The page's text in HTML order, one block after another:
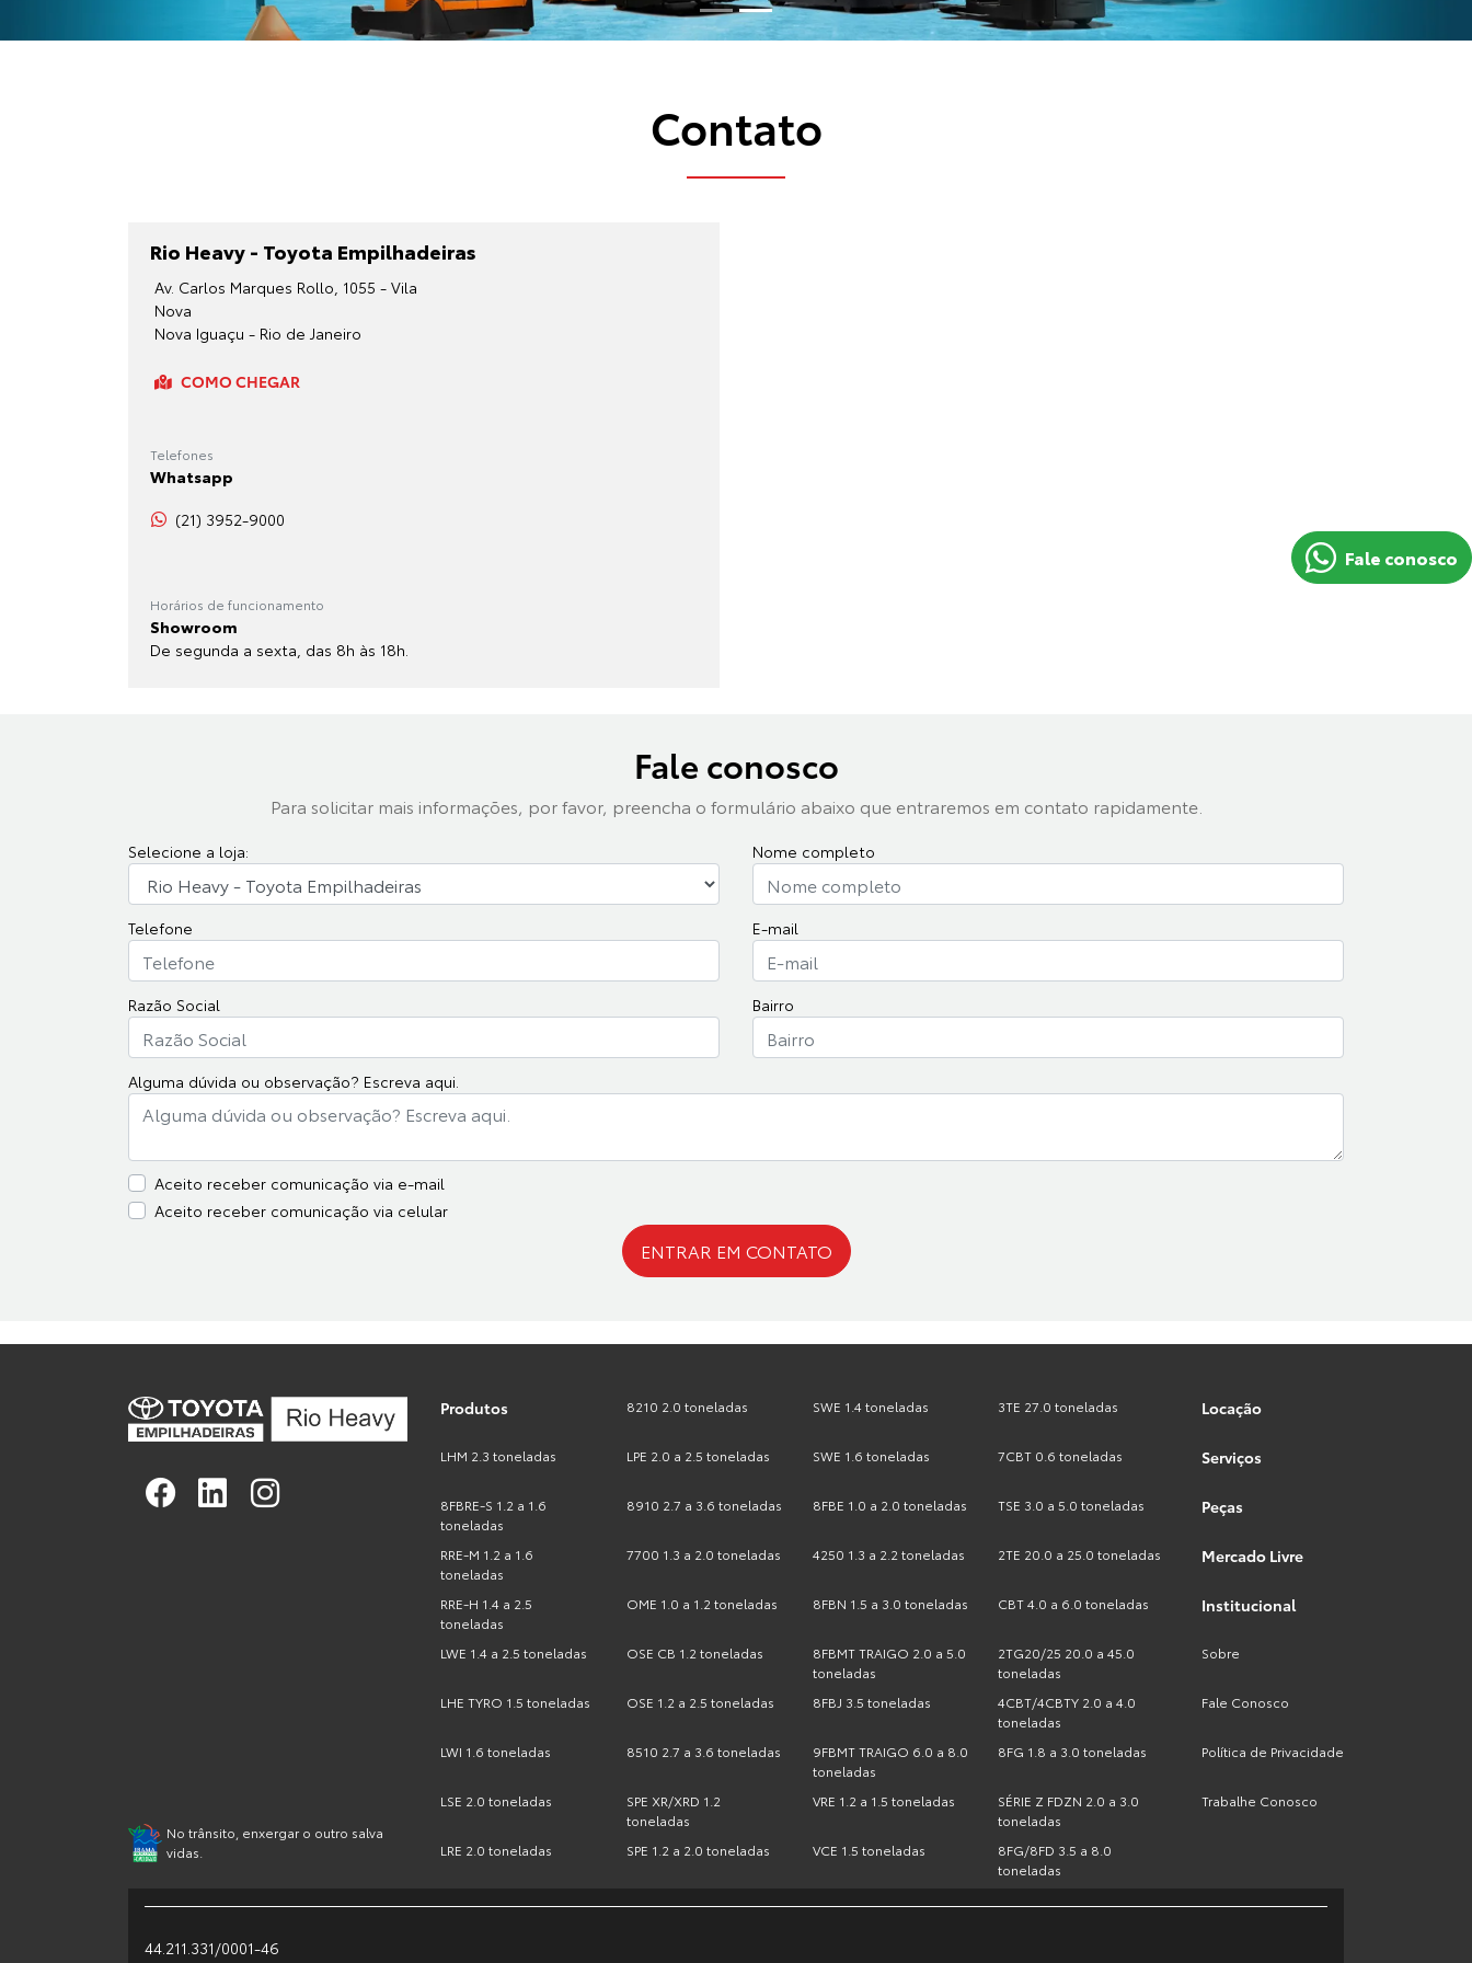
Contato
Rio Heavy - Toyota Empilhadeiras
Av. Carlos Marques Rollo, 1055 - Vila
Nova
Nova Iguaçu - Rio de Janeiro
COMO CHEGAR
Telefones
Whatsapp
(21) 3952-9000
Horários de funcionamento
Showroom
De segunda a sexta, das 8h às 18h.
Fale conosco
Para solicitar mais informações, por favor, preencha o formulário abaixo que entraremos em contato rapidamente.
Selecione a loja: Nome completo
Telefone E-mail
Razão Social Bairro
Alguma dúvida ou observação? Escreva aqui.
Aceito receber comunicação via e-mail
Aceito receber comunicação via celular
ENTRAR EM CONTATO
No trânsito, enxergar o outro salva
vidas.
Produtos
LHM 2.3 toneladas
8FBRE-S 1.2 a 1.6
toneladas
RRE-M 1.2 a 1.6
toneladas
RRE-H 1.4 a 2.5
toneladas
LWE 1.4 a 2.5 toneladas
LHE TYRO 1.5 toneladas
LWI 1.6 toneladas
LSE 2.0 toneladas
LRE 2.0 toneladas
8210 2.0 toneladas
LPE 2.0 a 2.5 toneladas
8910 2.7 a 3.6 toneladas
7700 1.3 a 2.0 toneladas
OME 1.0 a 1.2 toneladas
OSE CB 1.2 toneladas
OSE 1.2 a 2.5 toneladas
8510 2.7 a 3.6 toneladas
SPE XR/XRD 1.2
toneladas
SPE 1.2 a 2.0 toneladas
SWE 1.4 toneladas
SWE 1.6 toneladas
8FBE 1.0 a 2.0 toneladas
4250 1.3 a 2.2 toneladas
8FBN 1.5 a 3.0 toneladas
8FBMT TRAIGO 2.0 a 5.0
toneladas
8FBJ 3.5 toneladas
9FBMT TRAIGO 6.0 a 8.0
toneladas
VRE 1.2 a 1.5 toneladas
VCE 1.5 toneladas
3TE 27.0 toneladas
7CBT 0.6 toneladas
TSE 3.0 a 5.0 toneladas
2TE 20.0 a 25.0 toneladas
CBT 4.0 a 6.0 toneladas
2TG20/25 20.0 a 45.0
toneladas
4CBT/4CBTY 2.0 a 4.0
toneladas
8FG 1.8 a 3.0 toneladas
SÉRIE Z FDZN 2.0 a 3.0
toneladas
8FG/8FD 3.5 a 8.0
toneladas
Locação
Serviços
Peças
Mercado Livre
Institucional
Sobre
Fale Conosco
Política de Privacidade
Trabalhe Conosco
44.211.331/0001-46
Fale conosco